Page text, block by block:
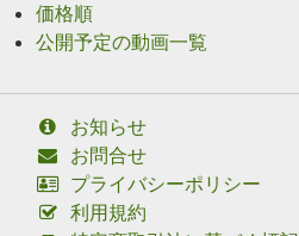
価格順
公開予定の動画一覧
お知らせ
お問合せ
プライバシーポリシー
利用規約